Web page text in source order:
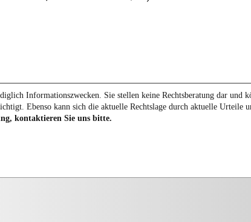
Informationszwecken. Sie stellen keine Rechtsberatung dar und
Ebenso kann sich die aktuelle Rechtslage durch aktuelle Urteile
kontaktieren Sie uns bitte.